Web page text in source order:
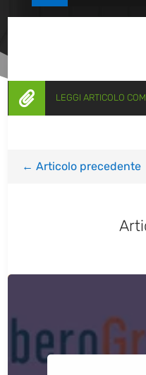
 LEGGI ARTICOLO
←Articolo precedente